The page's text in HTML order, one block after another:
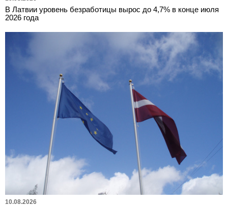
В Латвии уровень безработицы вырос до 4,7% в конце июля
2026 года
10.08.2026